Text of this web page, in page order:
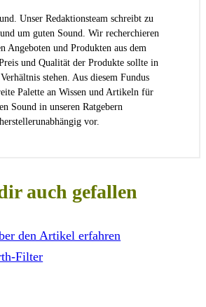
Unser Redaktionsteam schreibt zu
um guten Sound. Wir recherchieren
Angeboten und Produkten aus dem
und Qualität der Produkte sollte in
stehen. Aus diesem Fundus
Palette an Wissen und Artikeln für
Sound in unseren Ratgebern
herstellerunabhängig vor.
auch gefallen